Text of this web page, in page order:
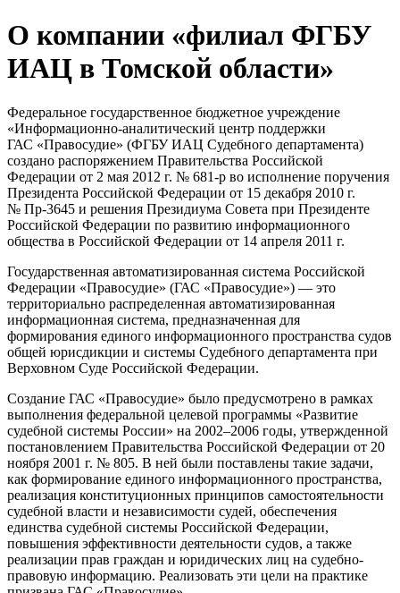
О компании «филиал ФГБУ
ИАЦ в Томской области»
Федеральное государственное бюджетное учреждение
«Информационно-аналитический центр поддержки
ГАС «Правосудие» (ФГБУ ИАЦ Судебного департамента)
создано распоряжением Правительства Российской
Федерации от 2 мая 2012 г. № 681-р во исполнение поручения
Президента Российской Федерации от 15 декабря 2010 г.
№ Пр-3645 и решения Президиума Совета при Президенте
Российской Федерации по развитию информационного
общества в Российской Федерации от 14 апреля 2011 г.
Государственная автоматизированная система Российской
Федерации «Правосудие» (ГАС «Правосудие») — это
территориально распределенная автоматизированная
информационная система, предназначенная для
формирования единого информационного пространства судов
общей юрисдикции и системы Судебного департамента при
Верховном Суде Российской Федерации.
Создание ГАС «Правосудие» было предусмотрено в рамках
выполнения федеральной целевой программы «Развитие
судебной системы России» на 2002–2006 годы, утвержденной
постановлением Правительства Российской Федерации от 20
ноября 2001 г. № 805. В ней были поставлены такие задачи,
как формирование единого информационного пространства,
реализация конституционных принципов самостоятельности
судебной власти и независимости судей, обеспечения
единства судебной системы Российской Федерации,
повышения эффективности деятельности судов, а также
реализации прав граждан и юридических лиц на судебно-
правовую информацию. Реализовать эти цели на практике